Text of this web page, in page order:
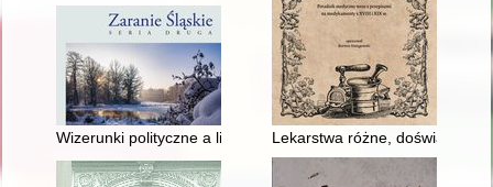
Wizerunki polityczne a literackie kreacje Wojciecha
Lekarstwa różne,